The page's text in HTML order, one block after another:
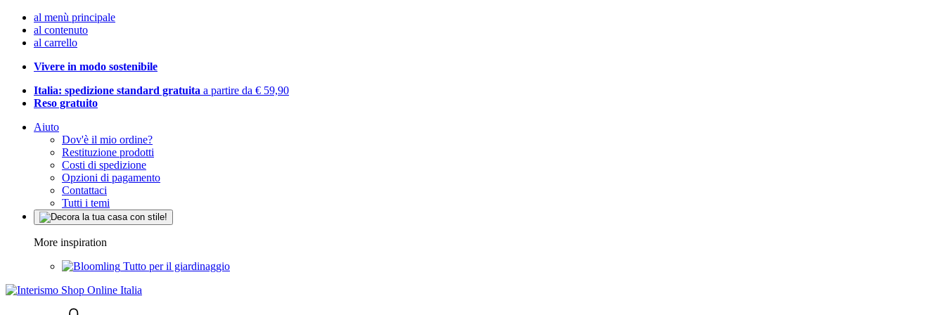
al menù principale
al contenuto
al carrello
Vivere in modo sostenibile
Italia: spedizione standard gratuita a partire da € 59,90
Reso gratuito
Aiuto
Dov'è il mio ordine?
Restituzione prodotti
Costi di spedizione
Opzioni di pagamento
Contattaci
Tutti i temi
More inspiration
Tutto per il giardinaggio